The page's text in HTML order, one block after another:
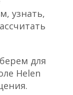
узнать,
для
Helen